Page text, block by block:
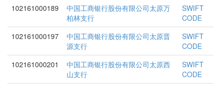
102161000189
中国工商银行股份有限公司太原万
柏林支行
SWIFT
CODE
102161000197
中国工商银行股份有限公司太原晋
源支行
SWIFT
CODE
102161000201
中国工商银行股份有限公司太原西
山支行
SWIFT
CODE